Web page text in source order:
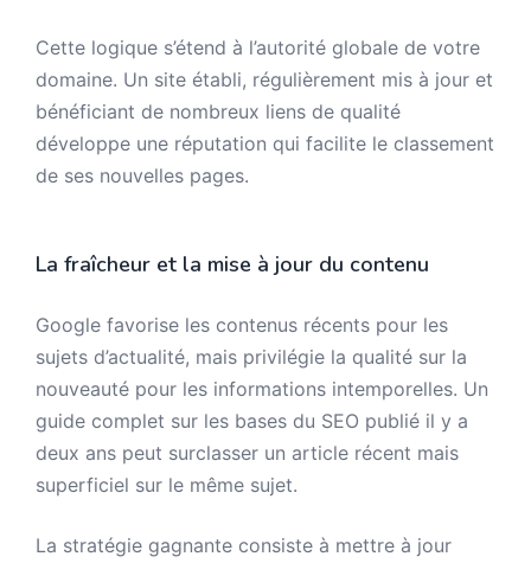
Cette logique s’étend à l’autorité globale de votre
domaine. Un site établi, régulièrement mis à jour et
bénéficiant de nombreux liens de qualité
développe une réputation qui facilite le classement
de ses nouvelles pages.
La fraîcheur et la mise à jour du contenu
Google favorise les contenus récents pour les
sujets d’actualité, mais privilégie la qualité sur la
nouveauté pour les informations intemporelles. Un
guide complet sur les bases du SEO publié il y a
deux ans peut surclasser un article récent mais
superficiel sur le même sujet.
La stratégie gagnante consiste à mettre à jour